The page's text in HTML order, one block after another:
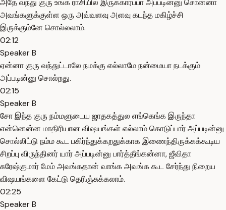
அதே வந்து குரு உங்க ராசியில இருக்கார்ப்பா அப்படின்னு சொன்னா
அவங்களுக்குள்ள ஒரு அவ்வளவு அளவு கடந்த மகிழ்ச்சி
இருக்கும்னே சொல்லலாம்.
02:12
Speaker B
ஏன்னா குரு வந்துட்டாலே நமக்கு எல்லாமே நன்மையா நடக்கும்
அப்படின்னு சொல்றது.
02:15
Speaker B
சோ இந்த குரு நம்மளுடைய ஜாதகத்துல எங்கெங்க இருந்தா
என்னென்ன மாதிரியான விஷயங்கள் எல்லாம் கொடுப்பார் அப்படின்னு
சொல்லிட்டு நம்ம கூட பகிர்ந்துக்கறதுக்காக இணைந்திருக்கக்கூடிய
சிறப்பு விருந்தினர் யார் அப்படின்னு பார்த்தீங்கன்னா, ஜீவிதா
சுரேஷ்குமார் மேம் அவங்கதான் வாங்க அவங்க கூட சேர்ந்து நிறைய
விஷயங்களை கேட்டு தெரிஞ்சுக்கலாம்.
02:25
Speaker B